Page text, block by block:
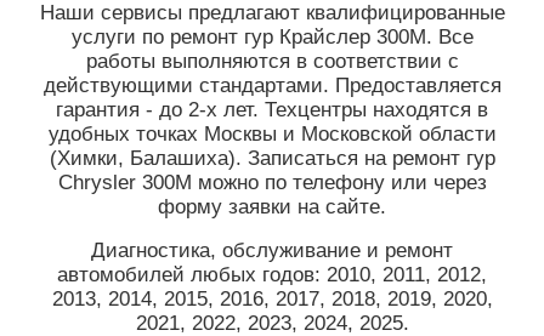
Наши сервисы предлагают квалифицированные
услуги по ремонт гур Крайслер 300М. Все
работы выполняются в соответствии с
действующими стандартами. Предоставляется
гарантия - до 2-х лет. Техцентры находятся в
удобных точках Москвы и Московской области
(Химки, Балашиха). Записаться на ремонт гур
Chrysler 300M можно по телефону или через
форму заявки на сайте.
Диагностика, обслуживание и ремонт
автомобилей любых годов: 2010, 2011, 2012,
2013, 2014, 2015, 2016, 2017, 2018, 2019, 2020,
2021, 2022, 2023, 2024, 2025.